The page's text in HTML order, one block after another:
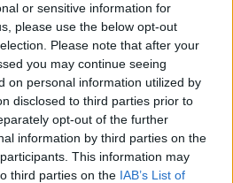
or sensitive information for
please use the below opt-out
Please note that after your
you may continue seeing
on personal information utilized by
disclosed to third parties prior to
opt-out of the further
information by third parties on the
This information may
third parties on the IAB’s List of
θα προχωρήσει σε διεξαγωγή
συγγνώμη από την
περιεχόμενο και λάθη της Meta